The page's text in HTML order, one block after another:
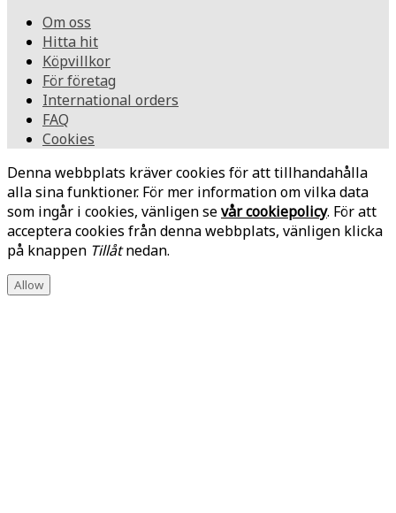
Om oss
Hitta hit
Köpvillkor
För företag
International orders
FAQ
Cookies
Denna webbplats kräver cookies för att tillhandahålla
alla sina funktioner. För mer information om vilka data
som ingår i cookies, vänligen sevår cookiepolicy. För att
acceptera cookies från denna webbplats, vänligen klicka
på knappen Tillåtnedan.
Allow